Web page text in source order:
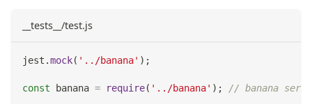
__tests__/test.js
jest .mock( '../banana' ) ;
const banana = require( '../banana' ) ; // banana